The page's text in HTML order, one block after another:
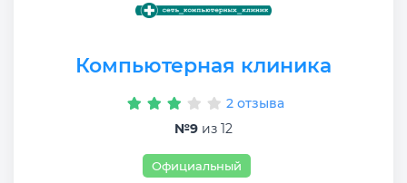
Компьютерная клиника
2 отзыва
№9 из 12
Официальный